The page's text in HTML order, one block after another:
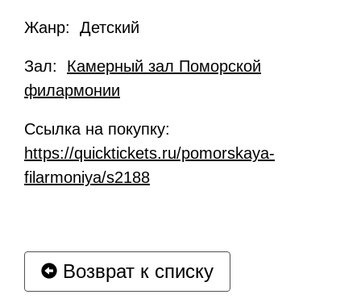
Жанр: Детский
Зал: Камерный зал Поморской
филармонии
Ссылка на покупку:
https://quicktickets.ru/pomorskaya-
filarmoniya/s2188
Возврат к списку